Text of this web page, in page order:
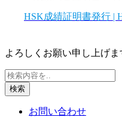
HSK成績証明書発行 |
よろしくお願い申し上げま
検索
お問い合わせ